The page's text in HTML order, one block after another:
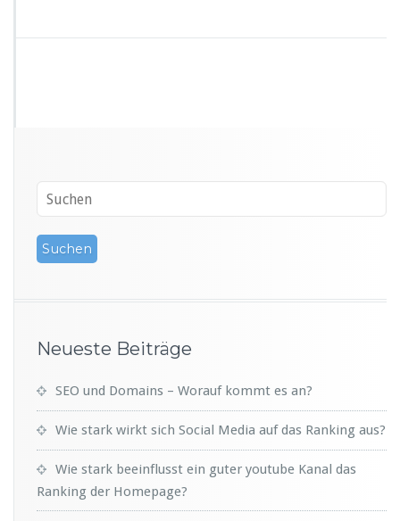
Neueste Beiträge
SEO und Domains – Worauf kommt es an?
Wie stark wirkt sich Social Media auf das Ranking aus?
Wie stark beeinflusst ein guter youtube Kanal das
Ranking der Homepage?